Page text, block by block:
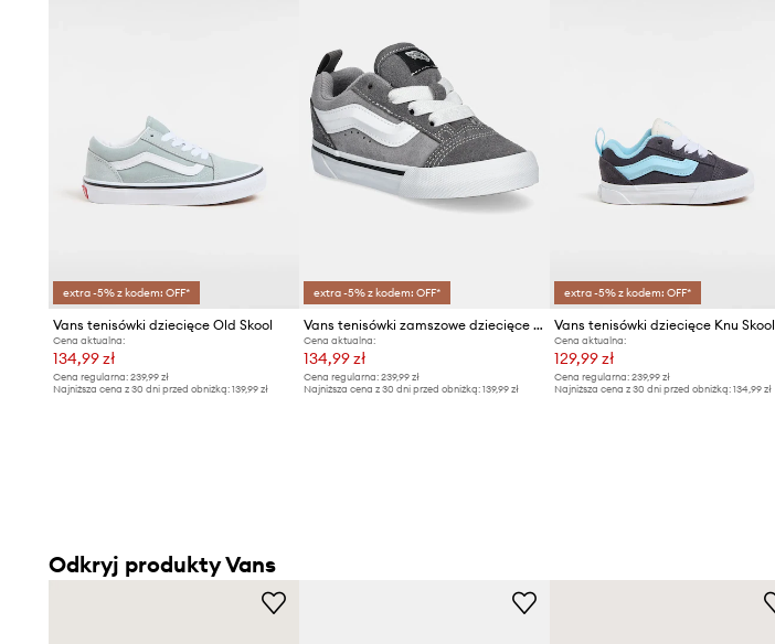
extra -5% z kodem: OFF*
Vans tenisówki dziecięce Old Skool
Cena aktualna:
134,99 zł
Cena regularna: 239,99 zł
Najniższa cena z 30 dni przed obniżką: 139,99 zł
extra -5% z kodem: OFF*
Vans tenisówki zamszowe dziecięce Knu Skool
Cena aktualna:
134,99 zł
Cena regularna:239,99 zł
Najniższa cena z 30 dni przed obniżką:139,99 zł
extra -5% z kodem: OFF*
Vans tenisówki dziecięce Knu Skool
Cena aktualna:
129,99 zł
Cena regularna: 239,99 zł
Najniższa cena z 30 dni przed obniżką: 134,99 zł
Odkryj produkty Vans